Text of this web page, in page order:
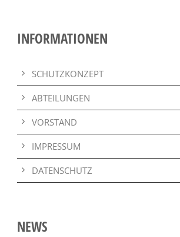
INFORMATIONEN
SCHUTZKONZEPT
ABTEILUNGEN
VORSTAND
IMPRESSUM
DATENSCHUTZ
NEWS